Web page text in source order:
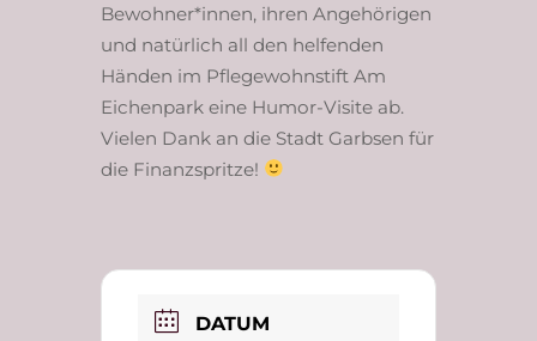
Bewohner*innen, ihren Angehörigen
und natürlich all den helfenden
Händen im Pflegewohnstift Am
Eichenpark eine Humor-Visite ab.
Vielen Dank an die Stadt Garbsen für
die Finanzspritze!
DATUM